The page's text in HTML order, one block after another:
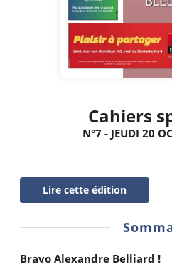
Cahiers
N°7 - JEUDI 20
Lire cette édition
Bravo Alexandre Belliard !